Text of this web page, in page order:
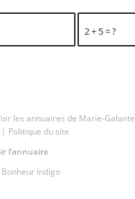
2 + 5 = ?
les annuaires de Marie-Galante
Politique du site
l’annuaire
Indigo